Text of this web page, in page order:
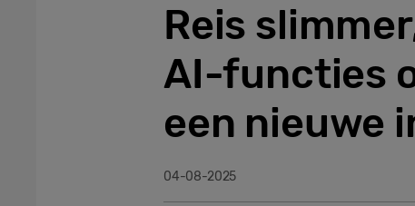
Reis
AI-functies
een nieuwe
04-08-2025